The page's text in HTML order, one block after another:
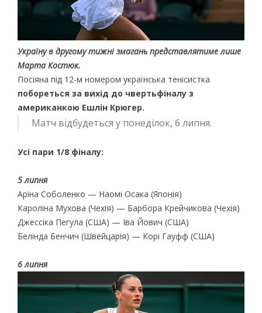
Україну в другому тижні змагань представлятиме лише
Марта Костюк.
Посіяна під 12-м номером українська тенісистка
побореться за вихід до чвертьфіналу з
американкою Ешлін Крюгер.
Матч відбудеться у понеділок, 6 липня.
Усі пари 1/8 фіналу:
5 липня
Аріна Соболенко — Наомі Осака (Японія)
Кароліна Мухова (Чехія) — Барбора Крейчикова (Чехія)
Джессіка Пегула (США) — Іва Йович (США)
Белінда Бенчич (Швейцарія) — Корі Гауфф (США)
6 липня